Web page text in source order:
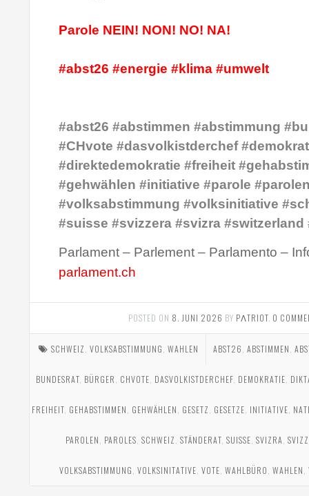
Parole NEIN! NON! NO! NA!
#abst26 #energie #klima #umwelt
#abst26 #abstimmen #abstimmung
#CHvote #dasvolkistderchef
#direktedemokratie #freiheit
#gehwählen #initiative #parole
#volksabstimmung #volksinitiative
#suisse #svizzera #svizra #switzerland
Parlament – Parlement – Parlamento –
parlament.ch
POSTED ON 8. JUNI 2026 BY PΛTRIOT. 0
SCHWEIZ VOLKSABSTIMMUNG WAHLEN ABST26 ABSTIMMEN
BUNDESRAT, BÜRGER CHVOTE DASVOLKISTDERCHEF, DEMOKRATIE
FREIHEIT, GEHABSTIMMEN GEHWÄHLEN GESETZ GESETZE INITIATIVE
PAROLEN PAROLES ,SCHWEIZ ,STÄNDERAT ,SUISSE ,SVIZRA ,
VOLKSABSTIMMUNG VOLKSINITATIVE VOTE WAHLBÜRO WAHLEN